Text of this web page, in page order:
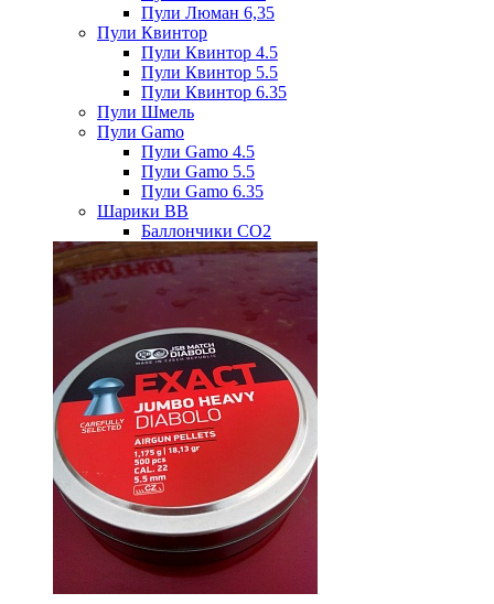
Пули Люман 6,35
Пули Квинтор
Пули Квинтор 4.5
Пули Квинтор 5.5
Пули Квинтор 6.35
Пули Шмель
Пули Gamo
Пули Gamo 4.5
Пули Gamo 5.5
Пули Gamo 6.35
Шарики BB
Баллончики CO2